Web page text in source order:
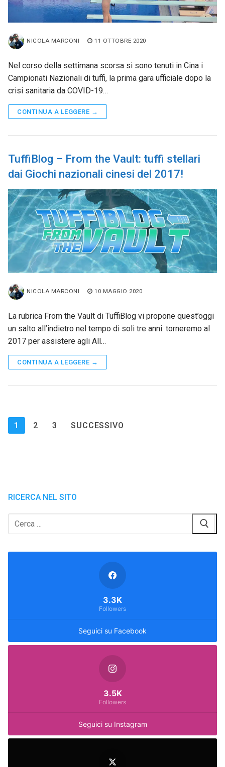
NICOLA MARCONI 11 OTTOBRE 2020
Nel corso della settimana scorsa si sono tenuti in Cina i
Campionati Nazionali di tuffi, la prima gara ufficiale dopo la
crisi sanitaria da COVID-19…
CONTINUA A LEGGERE →
TuffiBlog – From the Vault: tuffi stellari
dai Giochi nazionali cinesi del 2017!
NICOLA MARCONI 10 MAGGIO 2020
La rubrica From the Vault di TuffiBlog vi propone quest’oggi
un salto all’indietro nel tempo di soli tre anni: torneremo al
2017 per assistere agli All…
CONTINUA A LEGGERE →
Paginazione
degli
1 2 3 SUCCESSIVO
RICERCA NEL SITO
Cerca:
Seguici su Facebook
3.3K
Followers
Seguici su Instagram
3.5K
Followers